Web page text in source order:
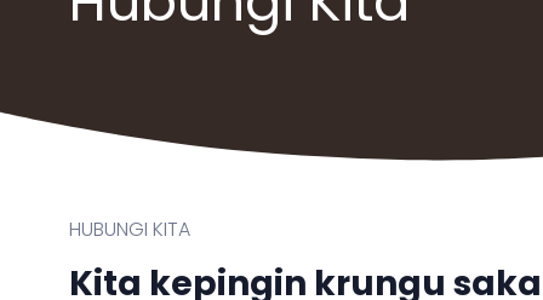
Deutsch (DE)
Français (FR)
Română (RO)
Bahasa Indonesia (ID)
简体中文 (ZH)
Shqip (SQ)
HUBUNGI KITA
Kita kepingin krungu